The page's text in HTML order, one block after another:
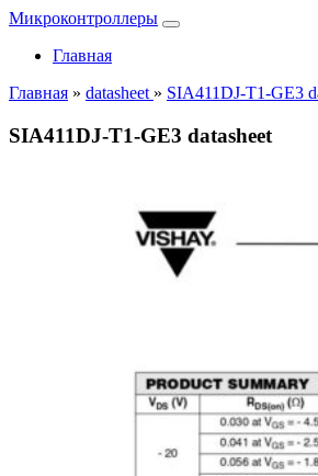
Микроконтроллеры
Главная
Главная » datasheet » SIA411DJ-T1-GE3
SIA411DJ-T1-GE3 datasheet